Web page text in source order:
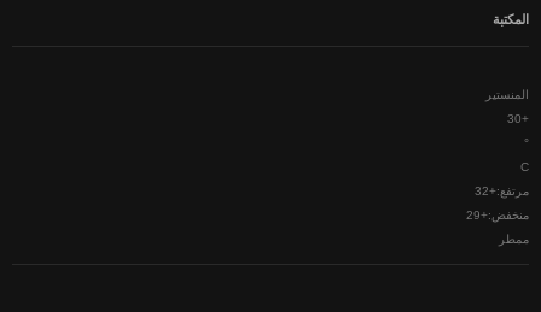
المكتبة
المنستير
+
30
°
C
مرتفع:+
32
منخفض:+
29
ممطر